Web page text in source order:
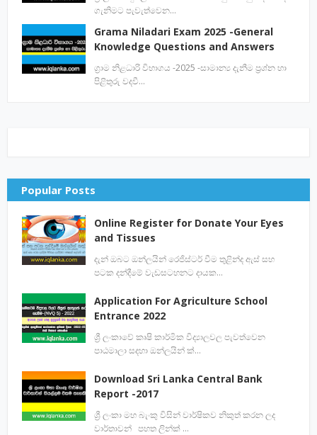
ගැනිමට පැවැත්වෙන…
Grama Niladari Exam 2025 -General
Knowledge Questions and Answers
ග්‍රාම නිළධාරි විභාගය -2025 -සාමාන්‍ය දැනීම ප්‍රශ්න හා
පිළිතුරු වදවී…
Popular Posts
Online Register for Donate Your Eyes
and Tissues
දැන් ඔබට ඔන්ලයින් රෙජිස්ටර් වීම තුළින්ද ඇස් සහ
පටක දන්දීමේ වැඩසටහනට දායක…
Application For Agriculture School
Entrance 2022
ශ්‍රී ලංකාවේ කෘෂි කාර්මික විද්‍යාලවල පැවත්වෙන
පාඨමාලා සදහා ඔන්ලයින් ක්…
Download Sri Lanka Central Bank
Report -2017
ශ්‍රී ලංකා මහ බැංකු විසින් වාර්ෂිකව නිකුත් කරන ලද
වාර්තාවන් පහත ලින්ක් …